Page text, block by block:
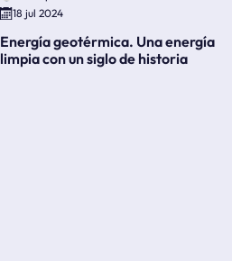
18 jul 2024
Energía geotérmica. Una energía
limpia con un siglo de historia